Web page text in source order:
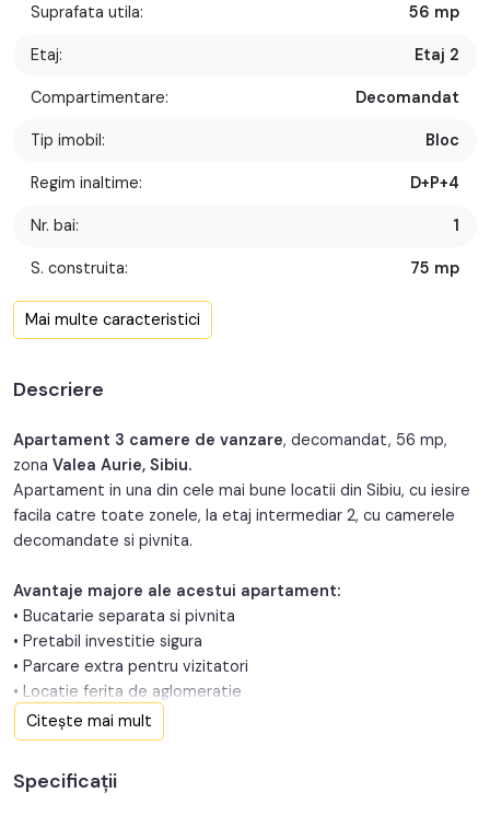
Suprafata utila: 56 mp
Etaj: Etaj 2
Compartimentare: Decomandat
Tip imobil: Bloc
Regim inaltime: D+P+4
Nr. bai: 1
S. construita: 75 mp
Confort:
Nr. balcoane:
An constructie: 1980
An renovare: 2020
Structura: Caramida
Mai multe caracteristici
Descriere
Apartament 3 camere de vanzare, decomandat, 56 mp,
zona Valea Aurie, Sibiu.
Apartament in una din cele mai bune locatii din Sibiu, cu iesire
facila catre toate zonele, la etaj intermediar 2, cu camerele
decomandate si pivnita.
Avantaje majore ale acestui apartament:
• Bucatarie separata si pivnita
• Pretabil investitie sigura
• Parcare extra pentru vizitatori
• Locatie ferita de aglomeratie
TABOO Imobiliare propune un apartament de vanzare cu 3
Aurie, aflat la etajul 2 intr -un imobil tip bloc cu regim de
Citește mai mult
Specificații